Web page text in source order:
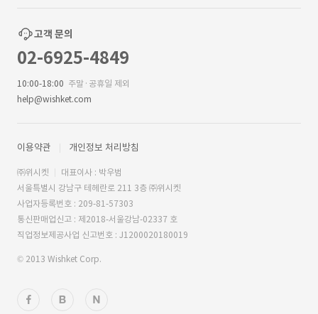
고객 문의
02-6925-4849
10:00-18:00 주말·공휴일 제외
help@wishket.com
이용약관 개인정보 처리방침
㈜위시켓
대표이사 : 박우범
서울특별시 강남구 테헤란로 211 3층 ㈜위시켓
사업자등록번호 : 209-81-57303
통신판매업신고 : 제2018-서울강남-02337 호
직업정보제공사업 신고번호 : J1200020180019
© 2013 Wishket Corp.